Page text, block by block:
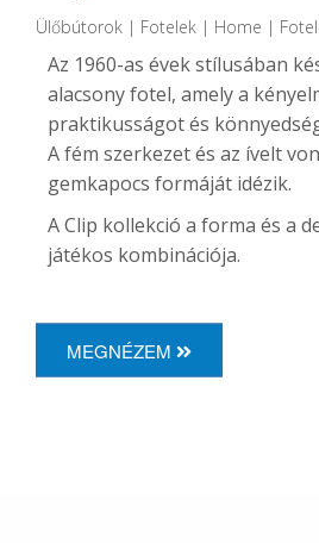
Ülőbútorok | Fotelek | Home |
Az 1960-as évek stílusában
alacsony fotel, amely a
praktikusságot és
A fém szerkezet és az ívelt
gemkapocs formáját idézik.
A Clip kollekció a forma és a
játékos kombinációja.
MEGNÉZEM